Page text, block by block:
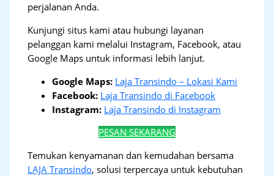
perjalanan Anda.
Kunjungi situs kami atau hubungi layanan
pelanggan kami melalui Instagram, Facebook, atau
Google Maps untuk informasi lebih lanjut.
Google Maps: Laja Transindo – Lokasi Kami
Facebook: Laja Transindo di Facebook
Instagram: Laja Transindo di Instagram
PESAN SEKARANG
Temukan kenyamanan dan kemudahan bersama
LAJA Transindo, solusi terpercaya untuk kebutuhan